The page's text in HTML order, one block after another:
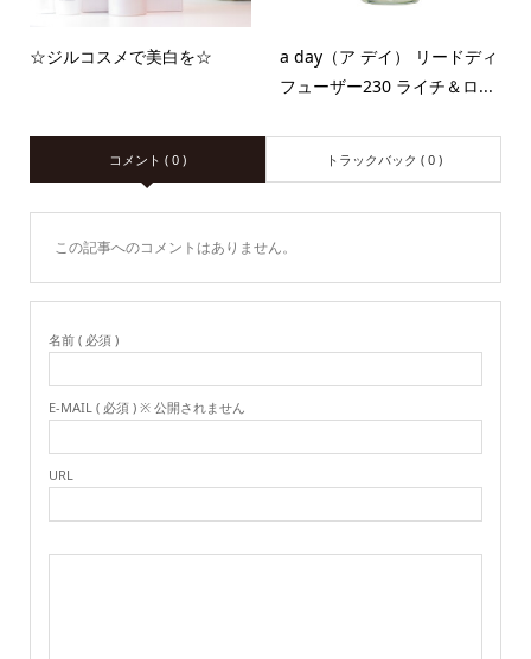
☆ジルコスメで美白を☆
a day（ア デイ） リードディ
フューザー230 ライチ＆ロ...
コメント ( 0 ) トラックバック ( 0 )
この記事へのコメントはありません。
名前 ( 必須 )
E-MAIL ( 必須 ) ※ 公開されません
URL